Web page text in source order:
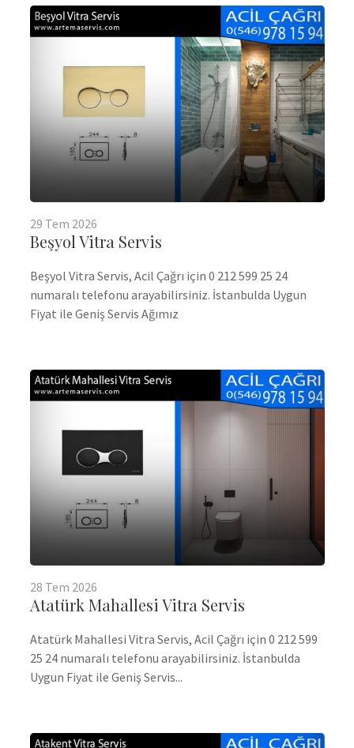
29 Tem 2026
Beşyol Vitra Servis
Beşyol Vitra Servis, Acil Çağrı için 0 212 599 25 24
numaralı telefonu arayabilirsiniz. İstanbulda Uygun
Fiyat ile Geniş Servis Ağımız
28 Tem 2026
Atatürk Mahallesi Vitra Servis
Atatürk Mahallesi Vitra Servis, Acil Çağrı için 0 212 599
25 24 numaralı telefonu arayabilirsiniz. İstanbulda
Uygun Fiyat ile Geniş Servis...